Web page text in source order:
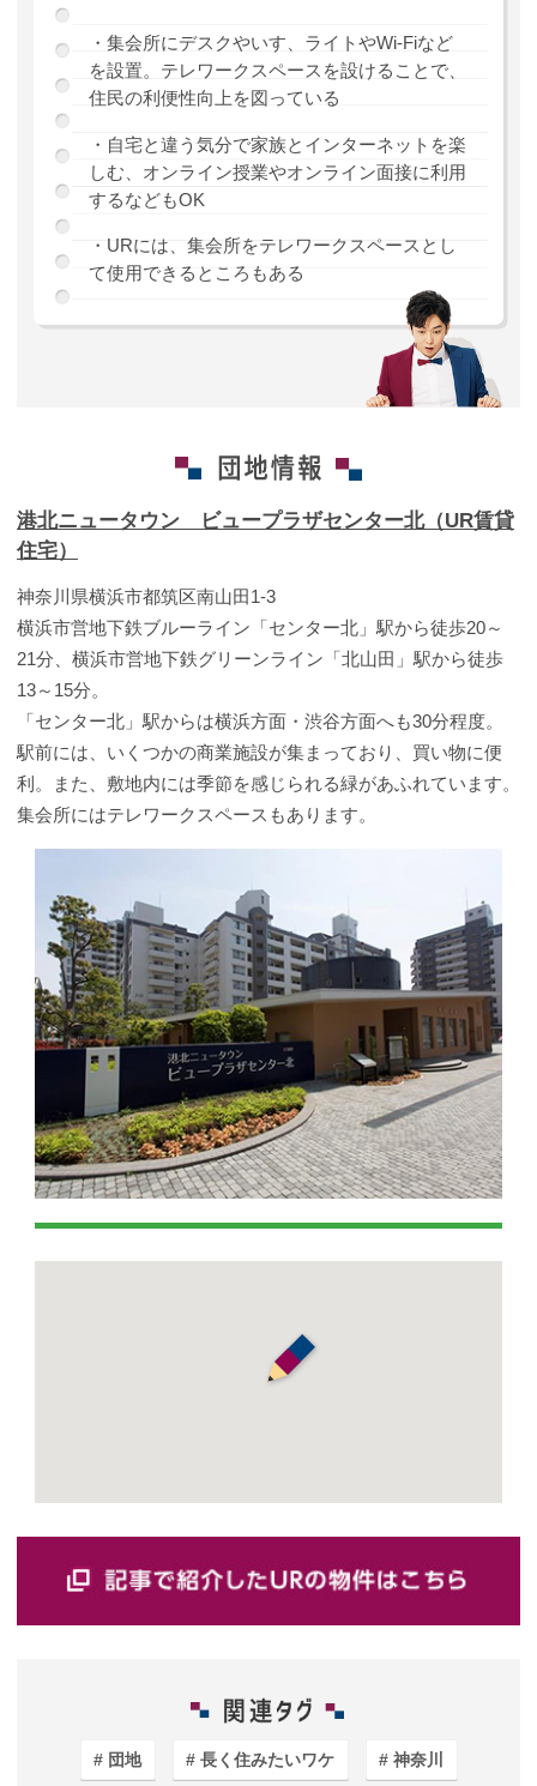
・集会所にデスクやいす、ライトやWi-Fiなど
を設置。テレワークスペースを設けることで、
住民の利便性向上を図っている
・自宅と違う気分で家族とインターネットを楽
しむ、オンライン授業やオンライン面接に利用
するなどもOK
・URには、集会所をテレワークスペースとし
て使用できるところもある
港北ニュータウン ビュープラザセンター北（UR賃貸
住宅）
神奈川県横浜市都筑区南山田1-3
横浜市営地下鉄ブルーライン「センター北」駅から徒歩20～
21分、横浜市営地下鉄グリーンライン「北山田」駅から徒歩
13～15分。
「センター北」駅からは横浜方面・渋谷方面へも30分程度。
駅前には、いくつかの商業施設が集まっており、買い物に便
利。また、敷地内には季節を感じられる緑があふれています。
集会所にはテレワークスペースもあります。
団地 長く住みたいワケ 神奈川